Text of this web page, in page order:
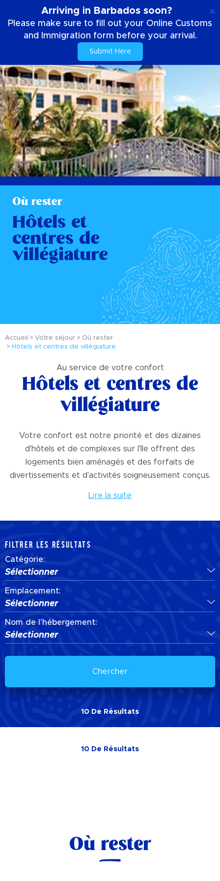
Arriving in Barbados soon?
Please make sure to fill out your Online Customs
and Immigration form before your arrival.
Submit Here
Où rester
Hôtels et
centres de
villégiature
Accueil Votre séjour
Où rester
Hôtels et centres de villégiature
Au service de votre confort
Hôtels et centres de
villégiature
Votre confort est notre priorité et des dizaines
d'hôtels et de complexes sur l'île offrent des
logements bien aménagés et des forfaits de
divertissements et d'activités soigneusement conçus.
Lire la suite
FILTRER LES RÉSULTATS
Catégorie:
Sélectionner
Emplacement:
Sélectionner
Nom de l'hébergement:
Sélectionner
Chercher
10 De Résultats
10 De Résultats
Où rester